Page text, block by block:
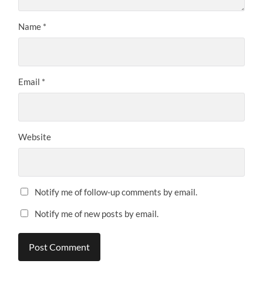
Name *
Email *
Website
Notify me of follow-up comments by email.
Notify me of new posts by email.